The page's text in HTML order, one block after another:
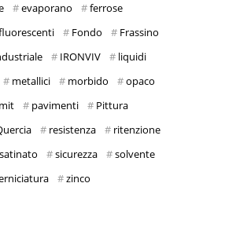
evaporano
ferrose
Fondo
Frassino
IRONVIV
liquidi
metallici morbido
opaco
pavimenti
Pittura
resistenza
ritenzione
satinato sicurezza
solvente
zinco